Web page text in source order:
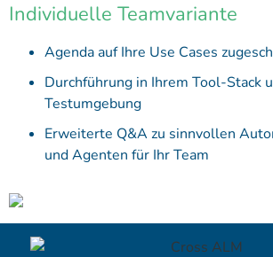
Individuelle Teamvariante
Agenda auf Ihre Use Cases
Durchführung in Ihrem Tool-Stack
Testumgebung
Erweiterte Q&A zu sinnvollen
und Agenten für Ihr Team